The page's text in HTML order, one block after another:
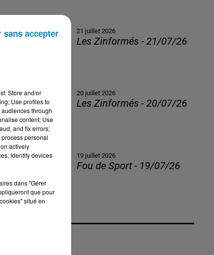
21 juillet 2026
Les Zinformés - 21/07/26
20 juillet 2026
Les Zinformés - 20/07/26
19 juillet 2026
Fou de Sport - 19/07/26
Store and/or
Use profiles to
through
content; Use
and fix errors;
personal
actively
Identify devices
dans "Gérer
que pour
situé en
sans accepter